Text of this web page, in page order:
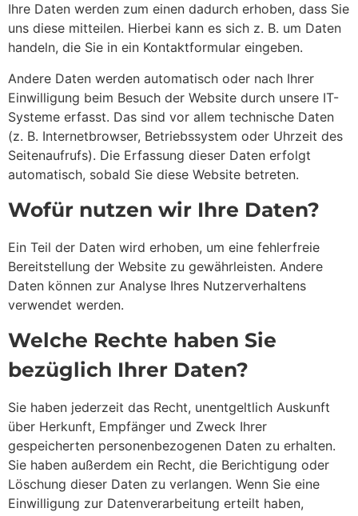
Ihre Daten werden zum einen dadurch erhoben, dass Sie
uns diese mitteilen. Hierbei kann es sich z. B. um Daten
handeln, die Sie in ein Kontaktformular eingeben.
Andere Daten werden automatisch oder nach Ihrer
Einwilligung beim Besuch der Website durch unsere IT-
Systeme erfasst. Das sind vor allem technische Daten
(z. B. Internetbrowser, Betriebssystem oder Uhrzeit des
Seitenaufrufs). Die Erfassung dieser Daten erfolgt
automatisch, sobald Sie diese Website betreten.
Wofür nutzen wir Ihre Daten?
Ein Teil der Daten wird erhoben, um eine fehlerfreie
Bereitstellung der Website zu gewährleisten. Andere
Daten können zur Analyse Ihres Nutzerverhaltens
verwendet werden.
Welche Rechte haben Sie
bezüglich Ihrer Daten?
Sie haben jederzeit das Recht, unentgeltlich Auskunft
über Herkunft, Empfänger und Zweck Ihrer
gespeicherten personenbezogenen Daten zu erhalten.
Sie haben außerdem ein Recht, die Berichtigung oder
Löschung dieser Daten zu verlangen. Wenn Sie eine
Einwilligung zur Datenverarbeitung erteilt haben,